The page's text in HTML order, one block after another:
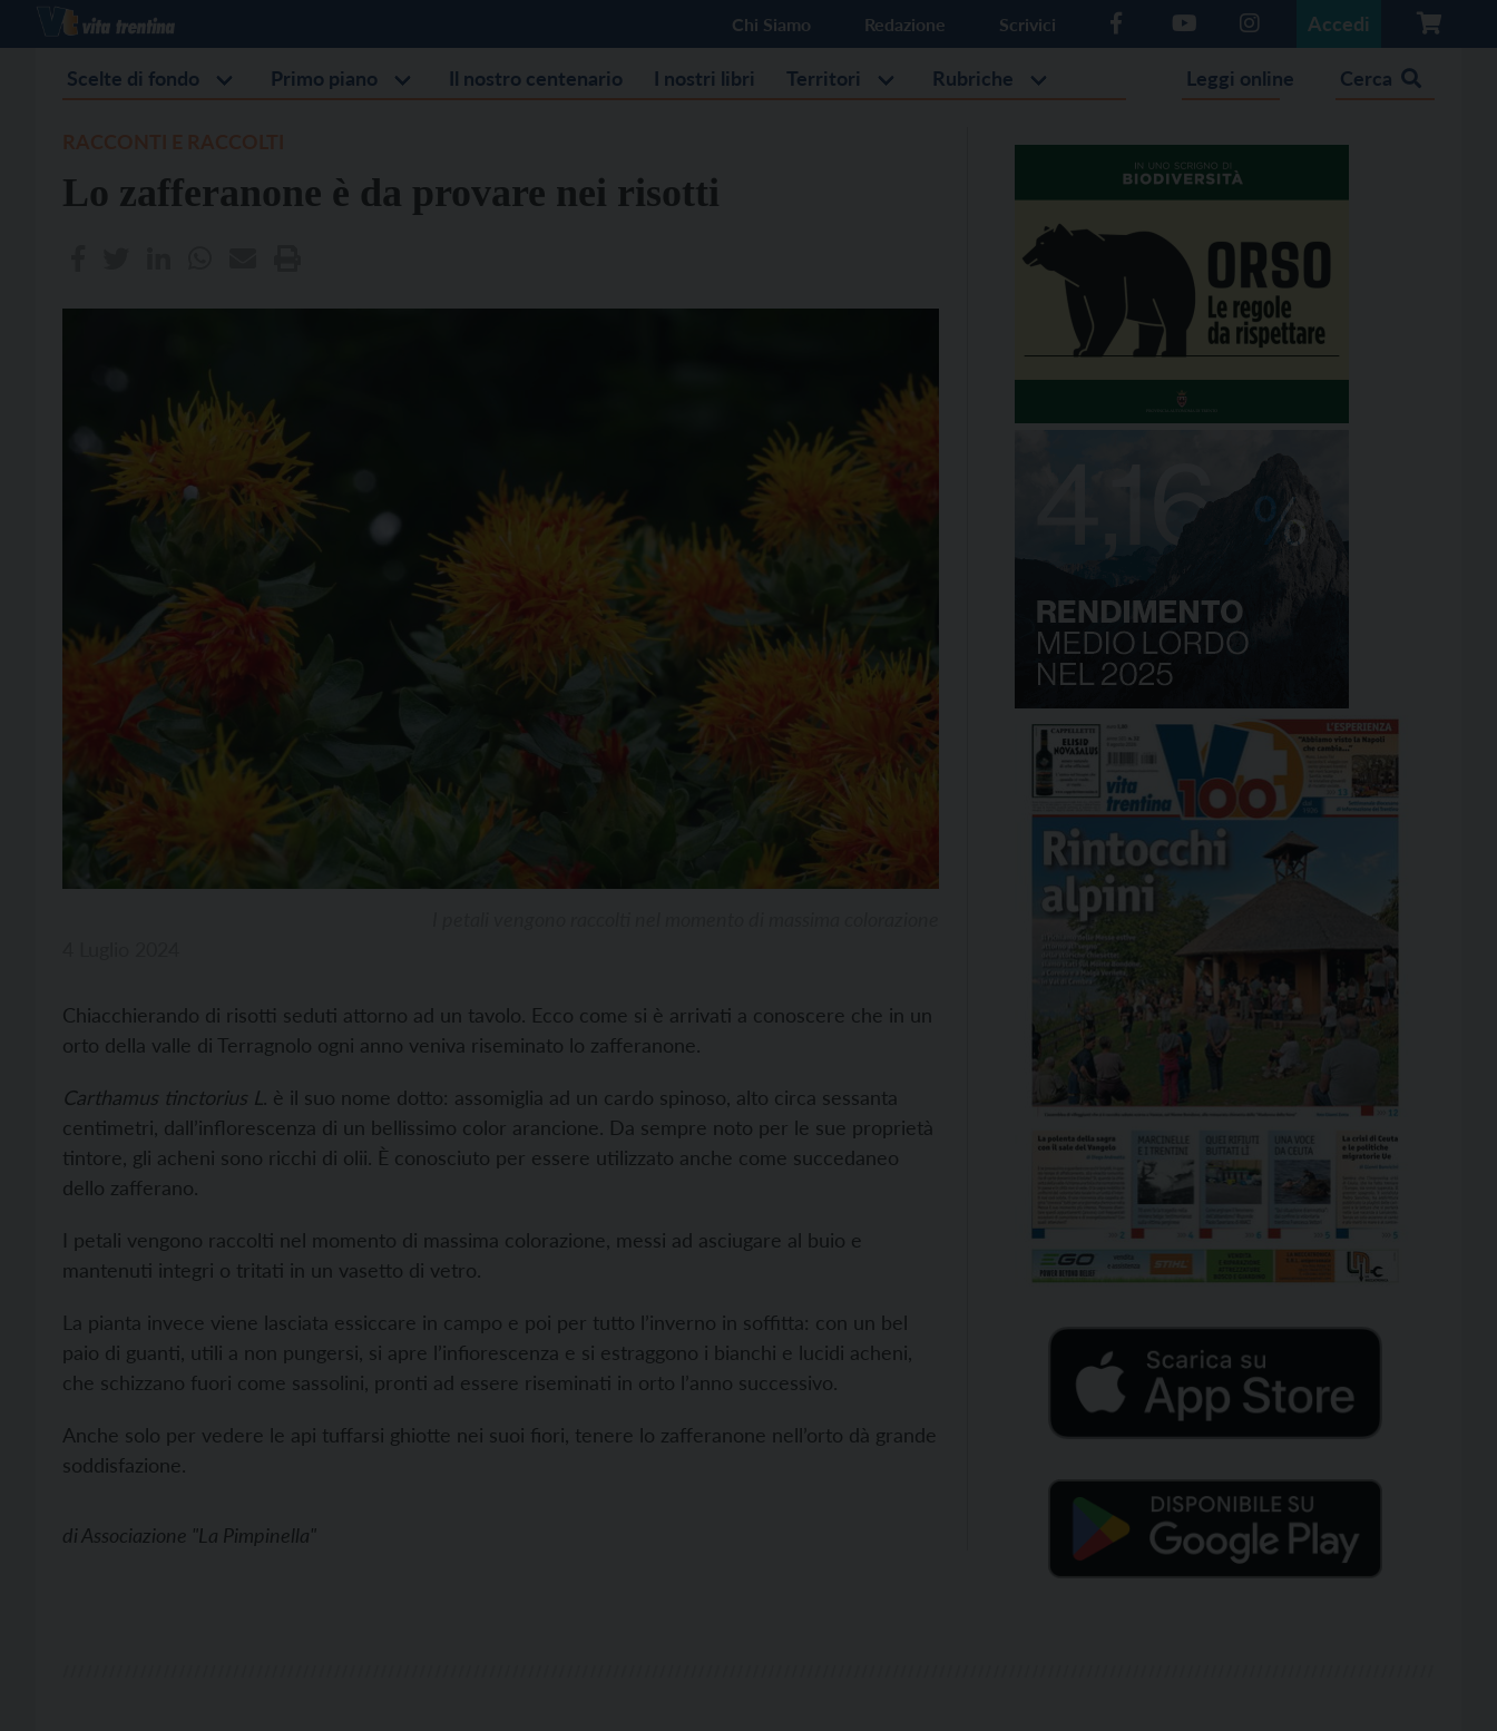
Chi Siamo Redazione Scrivici Accedi
Scelte di fondo Primo piano Il nostro centenario I nostri libri Territori Rubriche Leggi online Cerca
Lo zafferanone è da provare nei risotti
Chiacchierando di risotti seduti attorno ad un tavolo. Ecco come si è arrivati a conoscere che in un
orto della valle di Terragnolo ogni anno veniva riseminato lo zafferanone.
Carthamus tinctorius L . è il suo nome dotto: assomiglia ad un cardo spinoso, alto circa sessanta
centimetri, dall’inflorescenza di un bellissimo color arancione. Da sempre noto per le sue proprietà
tintore, gli acheni sono ricchi di olii. È conosciuto per essere utilizzato anche come succedaneo
dello zafferano.
I petali vengono raccolti nel momento di massima colorazione, messi ad asciugare al buio e
mantenuti integri o tritati in un vasetto di vetro.
La pianta invece viene lasciata essiccare in campo e poi per tutto l’inverno in soffitta: con un bel
paio di guanti, utili a non pungersi, si apre l’infiorescenza e si estraggono i bianchi e lucidi acheni,
che schizzano fuori come sassolini, pronti ad essere riseminati in orto l’anno successivo.
Anche solo per vedere le api tuffarsi ghiotte nei suoi fiori, tenere lo zafferanone nell’orto dà grande
soddisfazione.
diAssociazione "La Pimpinella"